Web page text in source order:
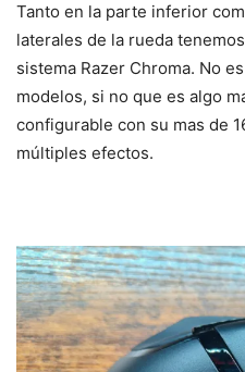
Tanto en la parte inferior
laterales de la rueda
sistema Razer Chroma. No
modelos, si no que es algo
configurable con su mas de
múltiples efectos.